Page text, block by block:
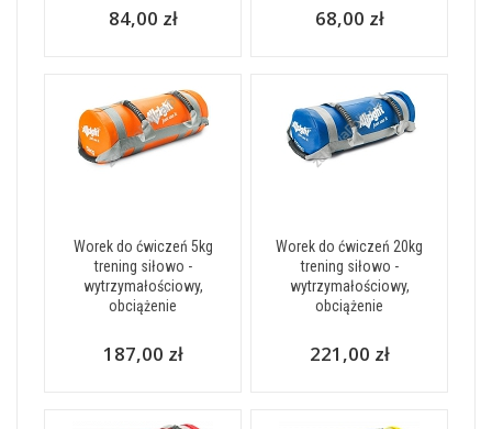
84,00 zł 68,00 zł
Worek do ćwiczeń 5kg
trening siłowo -
wytrzymałościowy,
obciążenie
187,00 zł
Worek do ćwiczeń 20kg
trening siłowo -
wytrzymałościowy,
obciążenie
221,00 zł